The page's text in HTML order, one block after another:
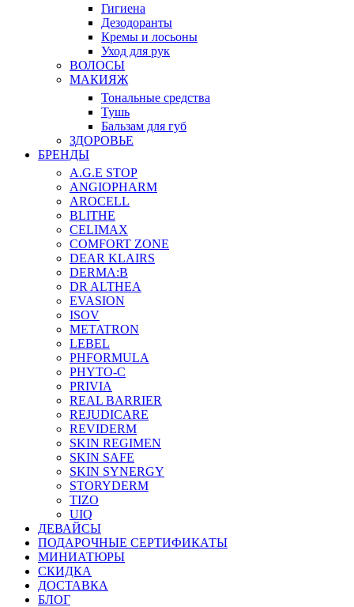
Гигиена
Дезодоранты
Кремы и лосьоны
Уход для рук
ВОЛОСЫ
МАКИЯЖ
Тональные средства
Тушь
Бальзам для губ
ЗДОРОВЬЕ
БРЕНДЫ
A.G.E STOP
ANGIOPHARM
AROCELL
BLITHE
CELIMAX
COMFORT ZONE
DEAR KLAIRS
DERMA:B
DR ALTHEA
EVASION
ISOV
METATRON
LEBEL
PHFORMULA
PHYTO-C
PRIVIA
REAL BARRIER
REJUDICARE
REVIDERM
SKIN REGIMEN
SKIN SAFE
SKIN SYNERGY
STORYDERM
TIZO
UIQ
ДЕВАЙСЫ
ПОДАРОЧНЫЕ СЕРТИФИКАТЫ
МИНИАТЮРЫ
СКИДКА
ДОСТАВКА
БЛОГ